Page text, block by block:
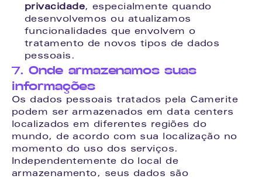
privacidade, especialmente quando
desenvolvemos ou atualizamos
funcionalidades que envolvem o
tratamento de novos tipos de dados
pessoais.
7. Onde armazenamos suas
informações
Os dados pessoais tratados pela Camerite
podem ser armazenados em data centers
localizados em diferentes regiões do
mundo, de acordo com sua localização no
momento do uso dos serviços.
Independentemente do local de
armazenamento, seus dados são